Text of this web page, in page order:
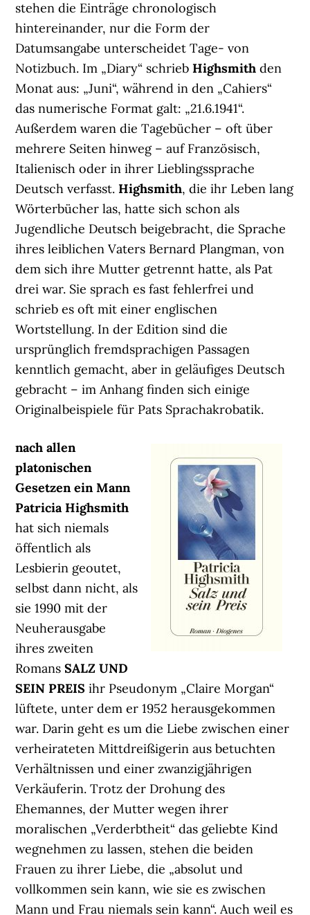
stehen die Einträge chronologisch
hintereinander, nur die Form der
Datumsangabe unterscheidet Tage- von
Notizbuch. Im „Diary“ schriebHighsmith den
Monat aus: „Juni“, während in den „Cahiers“
das numerische Format galt: „21.6.1941“.
Außerdem waren die Tagebücher – oft über
mehrere Seiten hinweg – auf Französisch,
Italienisch oder in ihrer Lieblingssprache
Deutsch verfasst.Highsmith, die ihr Leben lang
Wörterbücher las, hatte sich schon als
Jugendliche Deutsch beigebracht, die Sprache
ihres leiblichen Vaters Bernard Plangman, von
dem sich ihre Mutter getrennt hatte, als Pat
drei war. Sie sprach es fast fehlerfrei und
schrieb es oft mit einer englischen
Wortstellung. In der Edition sind die
ursprünglich fremdsprachigen Passagen
kenntlich gemacht, aber in geläufiges Deutsch
gebracht – im Anhang finden sich einige
Originalbeispiele für Pats Sprachakrobatik.
nach allen
platonischen
Gesetzen ein Mann
Patricia Highsmith
hat sich niemals
öffentlich als
Lesbierin geoutet,
selbst dann nicht, als
sie 1990 mit der
Neuherausgabe
ihres zweiten
RomansSALZ UND
SEIN PREIS ihr Pseudonym „Claire Morgan“
lüftete, unter dem er 1952 herausgekommen
war. Darin geht es um die Liebe zwischen einer
verheirateten Mittdreißigerin aus betuchten
Verhältnissen und einer zwanzigjährigen
Verkäuferin. Trotz der Drohung des
Ehemannes, der Mutter wegen ihrer
moralischen „Verderbtheit“ das geliebte Kind
wegnehmen zu lassen, stehen die beiden
Frauen zu ihrer Liebe, die „absolut und
vollkommen sein kann, wie sie es zwischen
Mann und Frau niemals sein kann“. Auch weil es